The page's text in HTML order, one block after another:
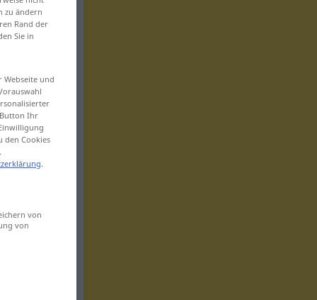
zu ändern
Rand der
Sie in
und
Ihr
den Cookies
.
von
von